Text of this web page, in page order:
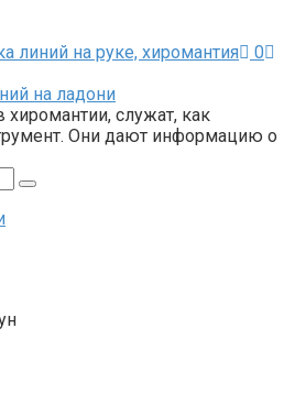
линий на руке, хиромантия
0
на ладони
хиромантии, служат, как
Они дают информацию о